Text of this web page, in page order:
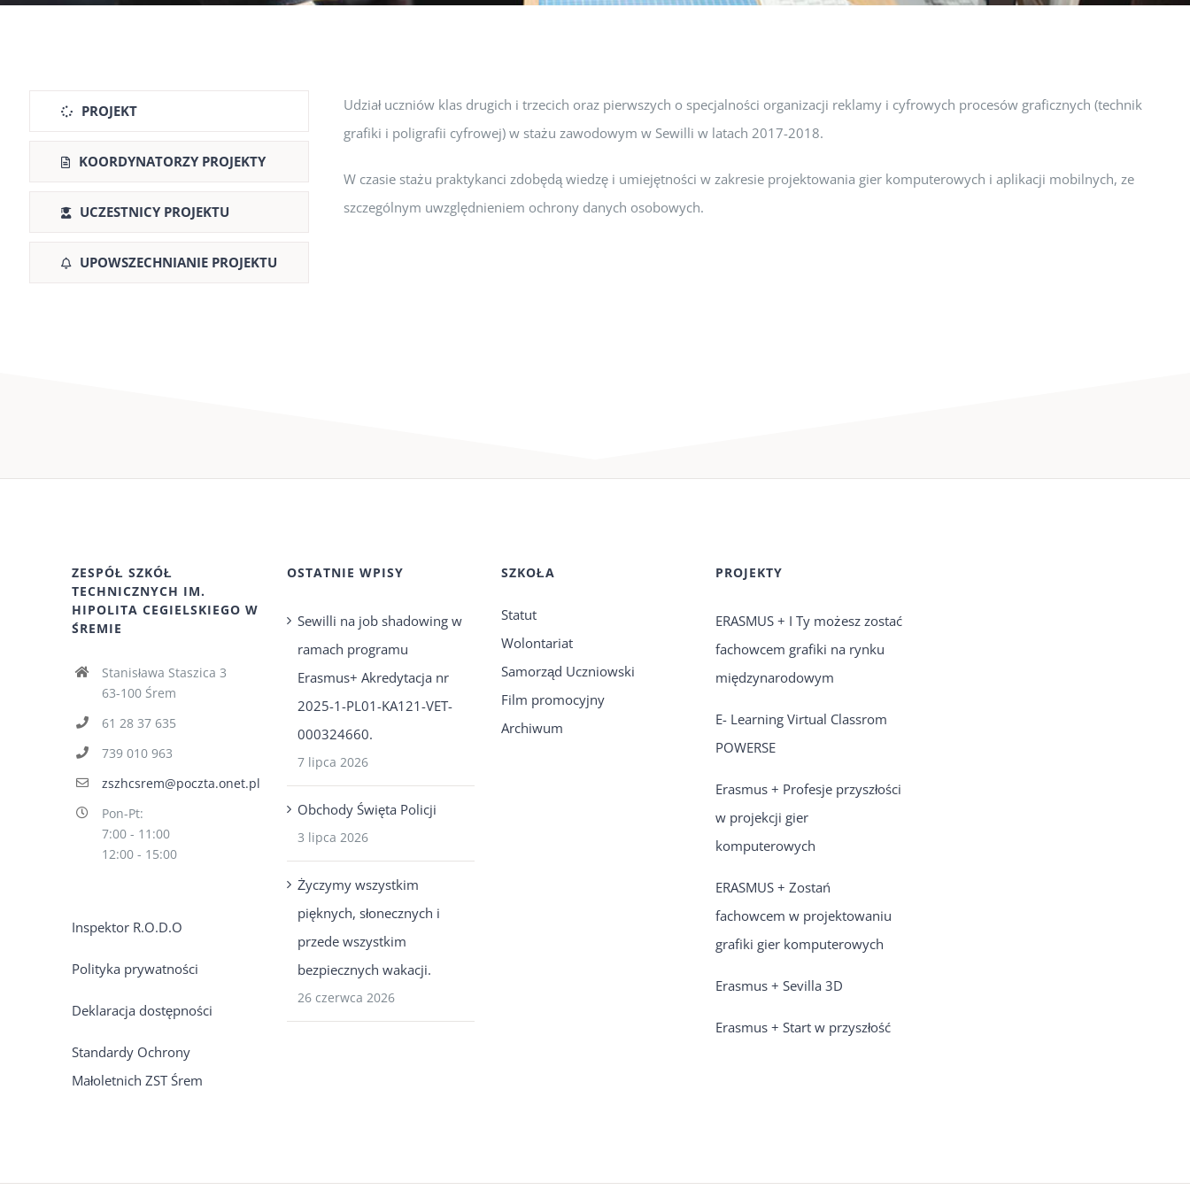
PROJEKT
KOORDYNATORZY PROJEKTY
UCZESTNICY PROJEKTU
UPOWSZECHNIANIE PROJEKTU
Udział uczniów klas drugich i trzecich oraz pierwszych o specjalności organizacji reklamy i cyfrowych procesów graficznych (technik
grafiki i poligrafii cyfrowej) w stażu zawodowym w Sewilli w latach 2017-2018.
W czasie stażu praktykanci zdobędą wiedzę i umiejętności w zakresie projektowania gier komputerowych i aplikacji mobilnych, ze
szczególnym uwzględnieniem ochrony danych osobowych.
ZESPÓŁ SZKÓŁ
TECHNICZNYCH IM.
HIPOLITA CEGIELSKIEGO W
ŚREMIE
Stanisława Staszica 3
63-100 Śrem
61 28 37 635
739 010 963
zszhcsrem@poczta.onet.pl
Pon-Pt:
7:00 - 11:00
12:00 - 15:00
Inspektor R.O.D.O
Polityka prywatności
Deklaracja dostępności
Standardy Ochrony
Małoletnich ZST Śrem
OSTATNIE WPISY
Sewilli na job shadowing w
ramach programu
Erasmus+ Akredytacja nr
2025-1-PL01-KA121-VET-
000324660.
7 lipca 2026
Obchody Święta Policji
3 lipca 2026
Życzymy wszystkim
pięknych, słonecznych i
przede wszystkim
bezpiecznych wakacji.
26 czerwca 2026
SZKOŁA
Statut
Wolontariat
Samorząd Uczniowski
Film promocyjny
Archiwum
PROJEKTY
ERASMUS + I Ty możesz zostać
fachowcem grafiki na rynku
międzynarodowym
E- Learning Virtual Classrom
POWERSE
Erasmus + Profesje przyszłości
w projekcji gier
komputerowych
ERASMUS + Zostań
fachowcem w projektowaniu
grafiki gier komputerowych
Erasmus + Sevilla 3D
Erasmus + Start w przyszłość